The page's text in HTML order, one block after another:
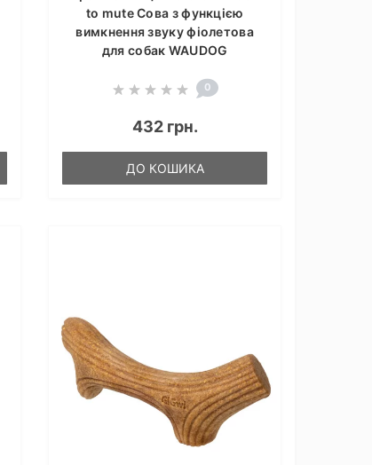
to mute Сова з функцією
вимкнення звуку фіолетова
для собак WAUDOG
0
432 грн.
ДО КОШИКА